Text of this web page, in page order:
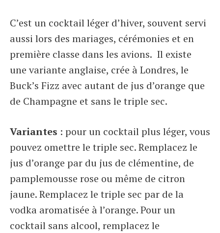
C’est un cocktail léger d’hiver, souvent servi
aussi lors des mariages, cérémonies et en
première classe dans les avions. Il existe
une variante anglaise, crée à Londres, le
Buck’s Fizz avec autant de jus d’orange que
de Champagne et sans le triple sec.
Variantes : pour un cocktail plus léger, vous
pouvez omettre le triple sec. Remplacez le
jus d’orange par du jus de clémentine, de
pamplemousse rose ou même de citron
jaune. Remplacez le triple sec par de la
vodka aromatisée à l’orange. Pour un
cocktail sans alcool, remplacez le